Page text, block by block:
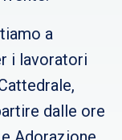
a
i lavoratori
dalle ore